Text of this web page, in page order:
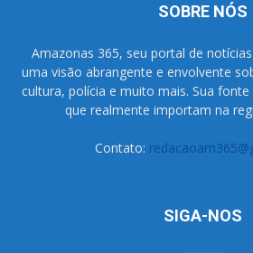
SOBRE NÓS
Amazonas 365, seu portal de
uma visão abrangente e envolvente
cultura, polícia e muito mais. Sua
que realmente importam na
Contato:
SIGA-NOS